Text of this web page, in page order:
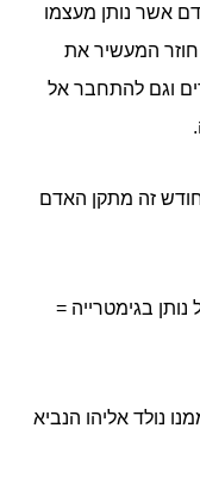
אשר נותן מעצמו
חוזר המעשיר את
וגם להתחבר אל
זה מתקן האדם
נותן בגימטרייה =
נולד אליהו הנביא